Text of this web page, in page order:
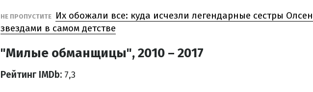
НЕ ПРОПУСТИТЕ
Их обожали все: куда исчезли легендарные сестры
звездами в самом детстве
"Милые обманщицы", 2010 – 2017
Рейтинг IMDb: 7,3